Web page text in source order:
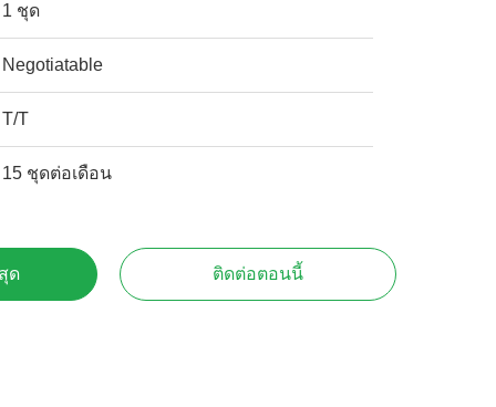
1 ชุด
Negotiatable
T/T
15 ชุดต่อเดือน
ด ติดต่อตอนนี้